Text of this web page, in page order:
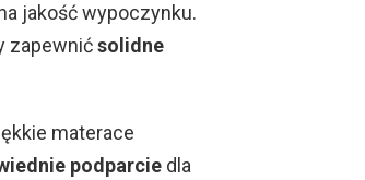
jakość wypoczynku.
zapewnićsolidne
materace
podparcie dla